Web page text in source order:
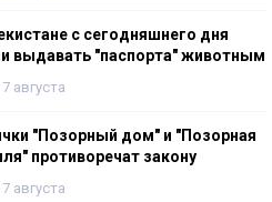
с сегодняшнего дня
выдавать "паспорта" животным
августа
"Позорный дом" и "Позорная
противоречат закону
августа